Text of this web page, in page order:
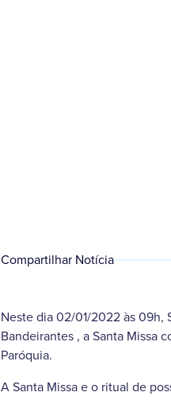
Compartilhar Notícia
Neste dia 02/01/2022 às 09h,
Bandeirantes , a Santa Missa
Paróquia.
A Santa Missa e o ritual de